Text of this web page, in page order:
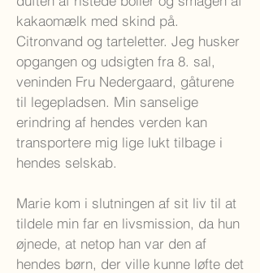
kakaomælk med skind på.
Citronvand og tarteletter. Jeg husker
opgangen og udsigten fra 8. sal,
veninden Fru Nedergaard, gåturene
til legepladsen. Min sanselige
erindring af hendes verden kan
transportere mig lige lukt tilbage i
hendes selskab.
Marie kom i slutningen af sit liv til at
tildele min far en livsmission, da hun
øjnede, at netop han var den af
hendes børn, der ville kunne løfte det